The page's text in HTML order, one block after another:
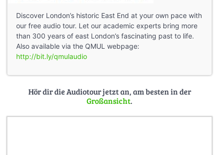
Discover London’s historic East End at your own pace with
our free audio tour. Let our academic experts bring more
than 300 years of east London’s fascinating past to life.
Also available via the QMUL webpage:
http://bit.ly/qmulaudio
Hör dir die Audiotour jetzt an, am besten in der
Großansicht.